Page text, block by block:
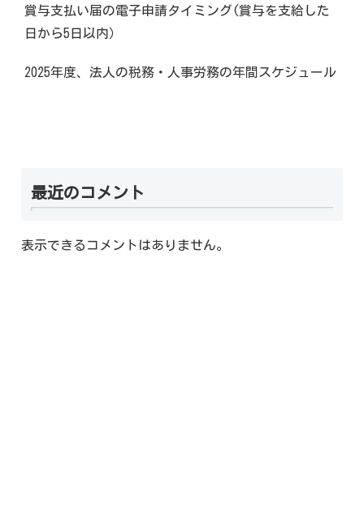
賞与支払い届の電子申請タイミング(賞与を支給した
日から5日以内）
2025年度、法人の税務・人事労務の年間スケジュール
最近のコメント
表示できるコメントはありません。